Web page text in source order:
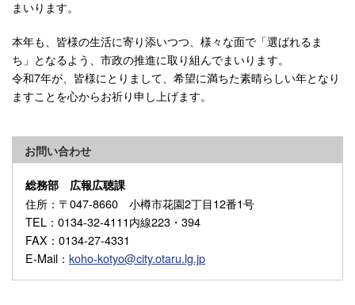
まいります。
本年も、皆様の生活に寄り添いつつ、様々な面で「選ばれるま
ち」となるよう、市政の推進に取り組んでまいります。
令和7年が、皆様にとりまして、希望に満ちた素晴らしい年となり
ますことを心からお祈り申し上げます。
お問い合わせ
総務部 広報広聴課
住所 ：〒047-8660 小樽市花園2丁目12番1号
TEL ：0134-32-4111内線223・394
FAX ：0134-27-4331
E-Mail ： koho-kotyo@city.otaru.lg.jp